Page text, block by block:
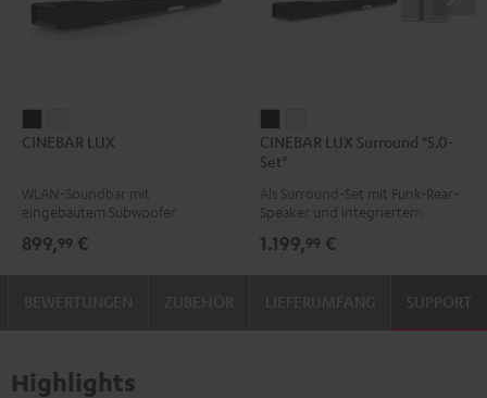
LUXLUX
CINEBAR LUX
WLAN-Soundbar mit
eingebautem Subwoofer
899,99 €
LUX
Surround
"5.0-
Schwarz
LUX
"5.0-
Weiß
CINEBAR LUX Surround "5.0-
Set"
Als Surround-Set mit Funk-Rear-
Speaker und integriertem
1.199,99 €
SUPPORT
Highlights